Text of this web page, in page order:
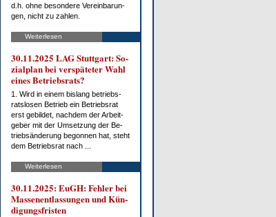
d.h. oh­ne be­son­de­re Ver­ein­ba­run­
gen, nicht zu zah­len.
Weiterlesen
30.11.2025 LAG Stutt­gart: So­
zi­al­plan bei ver­spä­te­ter Wahl
ei­nes Be­triebs­rats?
1. Wird in ei­nem bis­lang be­triebs­
rats­lo­sen Be­trieb ein Be­triebs­rat
erst ge­bil­det, nach­dem der Ar­beit­
ge­ber mit der Um­set­zung der Be­
trieb­s­än­de­rung be­gon­nen hat, steht
dem Be­triebs­rat nach ...
Weiterlesen
30.11.2025: EuGH: Feh­ler bei
Mas­sen­ent­las­sun­gen und Kün­
di­gungs­fris­ten